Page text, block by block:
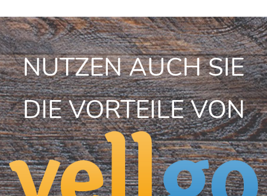
NUTZEN AUCH SIE
DIE VORTEILE VON